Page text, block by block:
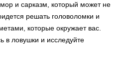
и сарказм, который может не
решать головоломки и
которые окружает вас.
в ловушки и исследуйте